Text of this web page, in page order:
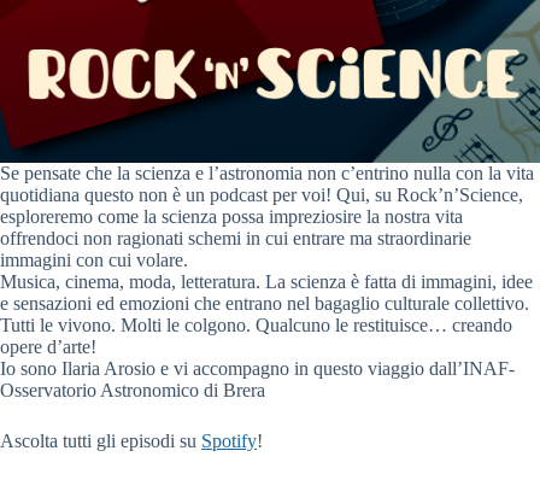
Se pensate che la scienza e l’astronomia non c’entrino nulla con la vita
quotidiana questo non è un podcast per voi! Qui, su Rock’n’Science,
esploreremo come la scienza possa impreziosire la nostra vita
offrendoci non ragionati schemi in cui entrare ma straordinarie
immagini con cui volare.
Musica, cinema, moda, letteratura. La scienza è fatta di immagini, idee
e sensazioni ed emozioni che entrano nel bagaglio culturale collettivo.
Tutti le vivono. Molti le colgono. Qualcuno le restituisce… creando
opere d’arte!
Io sono Ilaria Arosio e vi accompagno in questo viaggio dall’INAF-
Osservatorio Astronomico di Brera
Ascolta tutti gli episodi su Spotify!